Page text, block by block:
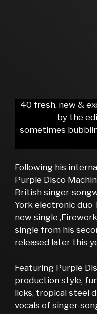
40 fresh, new &
by the
sometimes
Following his
Purple Disco
British singer-
York electronic duo
new single
single from his
released later this
Featuring Purple
production style,
licks, tropical steel
vocals of singer-